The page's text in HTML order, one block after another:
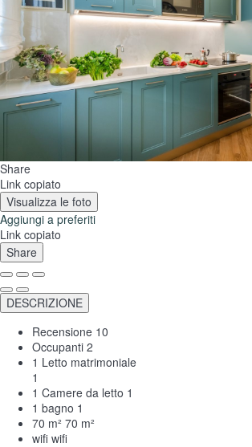
Share
Link copiato
Visualizza le foto
Aggiungi a preferiti
Link copiato
Share
DESCRIZIONE
Recensione 10
Occupanti 2
1 Letto matrimoniale
1
1 Camere da letto 1
1 bagno 1
70 m² 70 m²
wifi wifi